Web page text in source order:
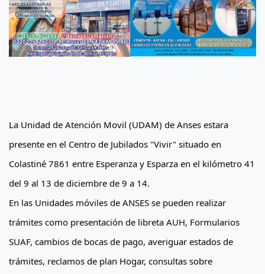
La Unidad de Atención Movil (UDAM) de Anses estara
presente en el Centro de Jubilados "Vivir" situado en
Colastiné 7861 entre Esperanza y Esparza en el kilómetro 41
del 9 al 13 de diciembre de 9 a 14.
En las Unidades móviles de ANSES se pueden realizar
trámites como presentación de libreta AUH, Formularios
SUAF, cambios de bocas de pago, averiguar estados de
trámites, reclamos de plan Hogar, consultas sobre